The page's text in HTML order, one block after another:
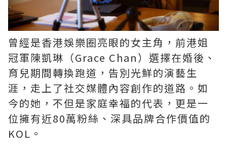
曾經是香港娛樂圈亮眼的女主角，前港姐
冠軍陳凱琳（Grace Chan）選擇在婚後、
育兒期間轉換跑道，告別光鮮的演藝生
涯，走上了社交媒體內容創作的道路。如
今的她，不但是家庭幸福的代表，更是一
位擁有近80萬粉絲、深具品牌合作價值的
KOL。